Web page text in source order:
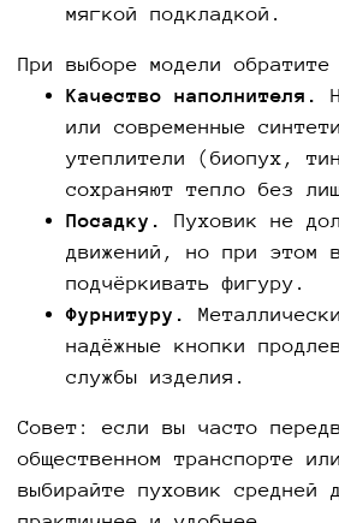
мягкой подкладкой.
При выборе модели
Качество наполнителя.
или современные
утеплители (биопух,
сохраняют тепло без
Посадку.
Пуховик не
движений, но при этом
подчёркивать фигуру.
Фурнитуру.
надёжные кнопки
службы изделия.
Совет: если вы часто
общественном транспорте
выбирайте пуховик средней